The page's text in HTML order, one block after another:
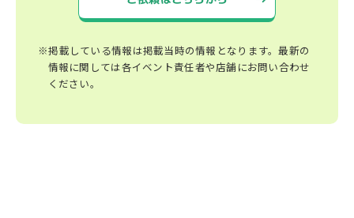
※掲載している情報は掲載当時の情報となります。最新の
情報に関しては各イベント責任者や店舗にお問い合わせ
ください。